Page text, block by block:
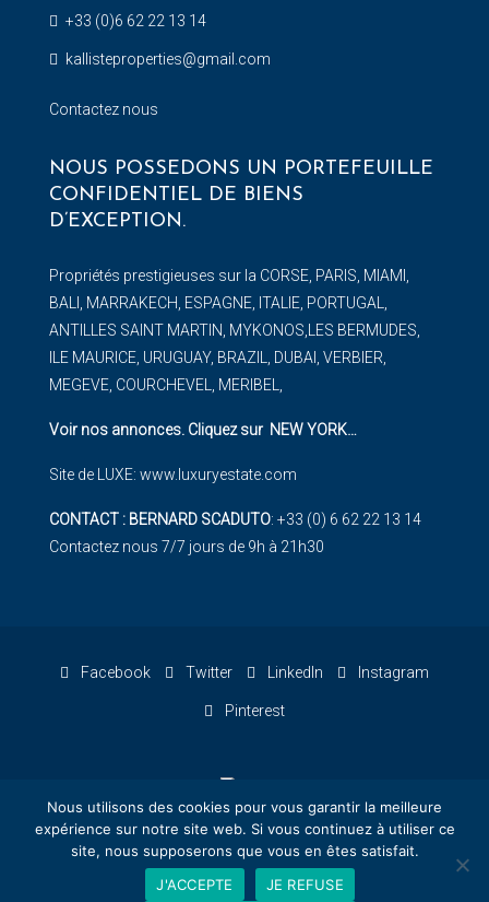
+33 (0)6 62 22 13 14
kallisteproperties@gmail.com
Contactez nous
NOUS POSSEDONS UN PORTEFEUILLE
CONFIDENTIEL DE BIENS
D’EXCEPTION.
Propriétés prestigieuses sur la CORSE, PARIS, MIAMI,
BALI, MARRAKECH, ESPAGNE, ITALIE, PORTUGAL,
ANTILLES SAINT MARTIN, MYKONOS,LES BERMUDES,
ILE MAURICE, URUGUAY, BRAZIL, DUBAI, VERBIER,
MEGEVE, COURCHEVEL, MERIBEL,
Voir nos annonces. Cliquez sur NEW YORK…
Site de LUXE: www.luxuryestate.com
CONTACT : BERNARD SCADUTO: +33 (0) 6 62 22 13 14
Contactez nous 7/7 jours de 9h à 21h30
Facebook Twitter LinkedIn Instagram
Pinterest
© Kalliste Properties - Conception : KATCOM - Kalliste
Nous utilisons des cookies pour vous garantir la meilleure
expérience sur notre site web. Si vous continuez à utiliser ce
site, nous supposerons que vous en êtes satisfait.
J'ACCEPTE
JE REFUSE